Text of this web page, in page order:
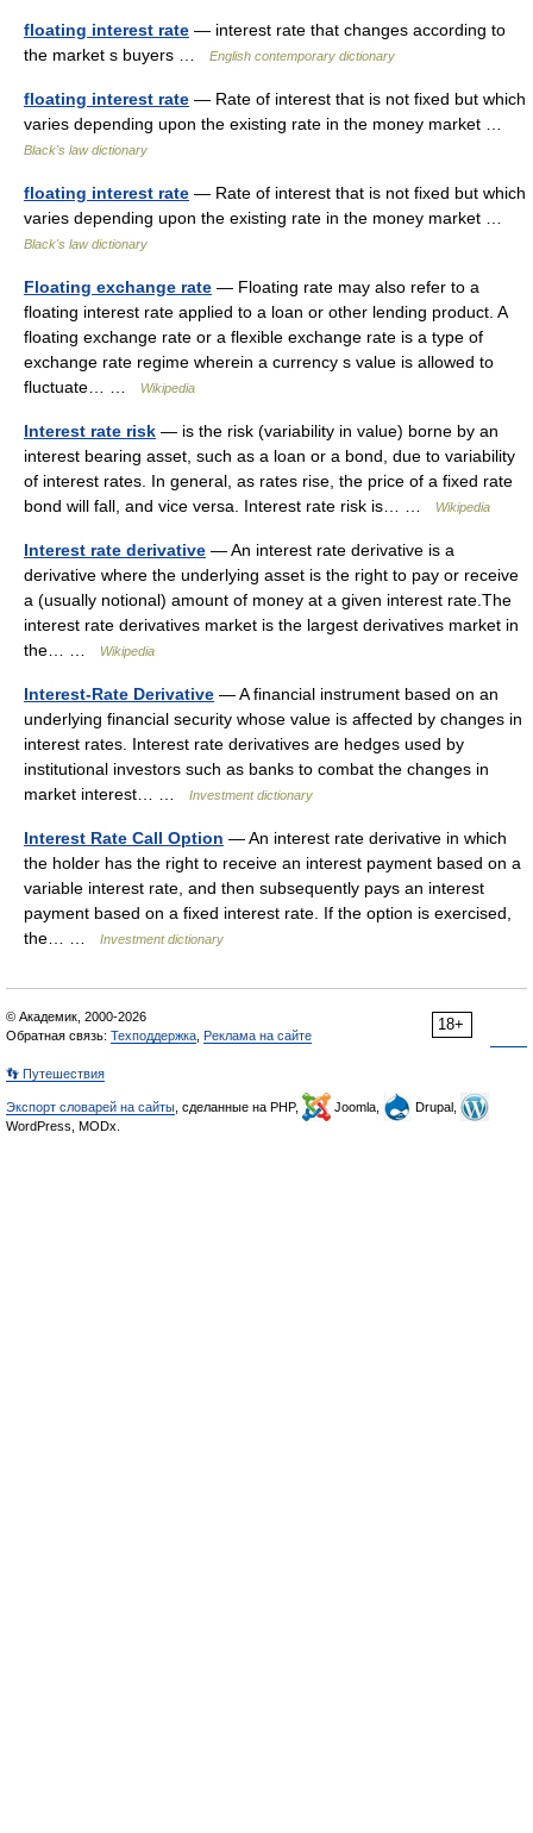
floating interest rate — interest rate that changes according to
the market s buyers …
English contemporary dictionary
floating interest rate — Rate of interest that is not fixed but which
varies depending upon the existing rate in the money market …
Black's law dictionary
floating interest rate — Rate of interest that is not fixed but which
varies depending upon the existing rate in the money market …
Black's law dictionary
Floating exchange rate — Floating rate may also refer to a
floating interest rate applied to a loan or other lending product. A
floating exchange rate or a flexible exchange rate is a type of
exchange rate regime wherein a currency s value is allowed to
fluctuate… …
Wikipedia
Interest rate risk — is the risk (variability in value) borne by an
interest bearing asset, such as a loan or a bond, due to variability
of interest rates. In general, as rates rise, the price of a fixed rate
bond will fall, and vice versa. Interest rate risk is… …
Wikipedia
Interest rate derivative — An interest rate derivative is a
derivative where the underlying asset is the right to pay or receive
a (usually notional) amount of money at a given interest rate.The
interest rate derivatives market is the largest derivatives market in
the… …
Wikipedia
Interest-Rate Derivative — A financial instrument based on an
underlying financial security whose value is affected by changes in
interest rates. Interest rate derivatives are hedges used by
institutional investors such as banks to combat the changes in
market interest… …
Investment dictionary
Interest Rate Call Option — An interest rate derivative in which
the holder has the right to receive an interest payment based on a
variable interest rate, and then subsequently pays an interest
payment based on a fixed interest rate. If the option is exercised,
the… …
Investment dictionary
18+
© Академик, 2000-2026
Обратная связь: Техподдержка Реклама на сайте
👣 Путешествия
Экспорт словарей на сайты , сделанные на PHP, Joomla,
Drupal,
WordPress, MODx.